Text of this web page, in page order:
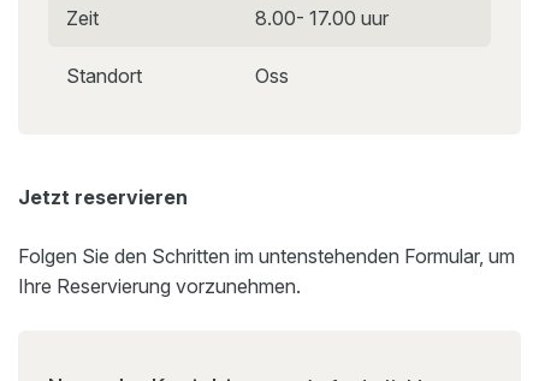
Zeit 8.00- 17.00 uur
Standort Oss
Jetzt reservieren
Folgen Sie den Schritten im untenstehenden Formular, um
Ihre Reservierung vorzunehmen.